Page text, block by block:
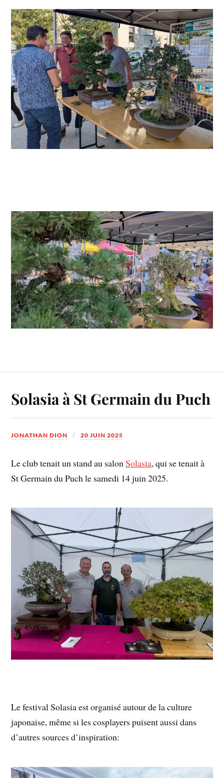
Solasia à St Germain du Puch
JONATHAN DION 20 JUIN 2025
Le club tenait un stand au salonSolasia, qui se tenait à
St Germain du Puch le samedi 14 juin 2025.
Le festival Solasia est organisé autour de la culture
japonaise, même si les cosplayers puisent aussi dans
d’autres sources d’inspiration: